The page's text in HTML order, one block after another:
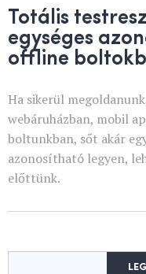
Totális
egységes
offline
Ha sikerül
webáruházban, mobil
boltunkban, sőt akár
azonosítható legyen,
előttünk.